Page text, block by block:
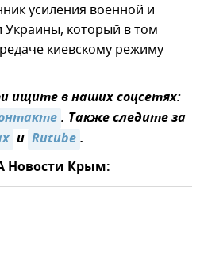
усиления военной и
который в том
киевскому режиму
ищите в наших соцсетях:
. Также следите за
и Rutube.
Новости Крым: